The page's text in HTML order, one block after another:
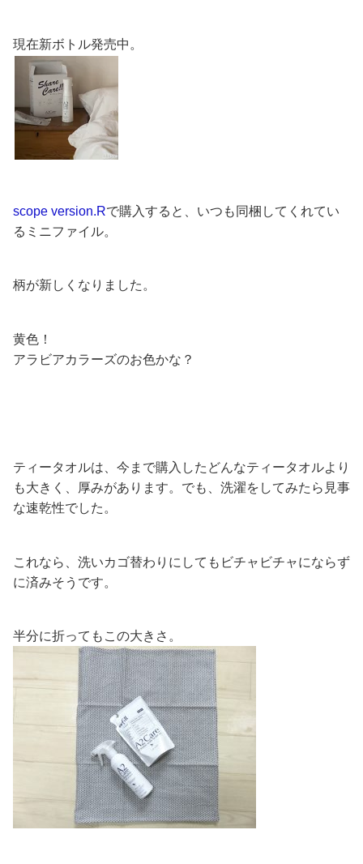
現在新ボトル発売中。
scope version.Rで購入すると、いつも同梱してくれてい
るミニファイル。
柄が新しくなりました。
黄色！
アラビアカラーズのお色かな？
ティータオルは、今まで購入したどんなティータオルより
も大きく、厚みがあります。でも、洗濯をしてみたら見事
な速乾性でした。
これなら、洗いカゴ替わりにしてもビチャビチャにならず
に済みそうです。
半分に折ってもこの大きさ。